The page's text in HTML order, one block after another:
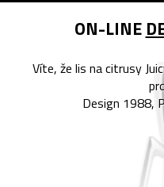
ON-LINE
Víte, že lis na citrusy
Design 1988,